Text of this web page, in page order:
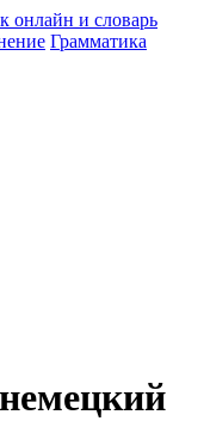
Грамматика